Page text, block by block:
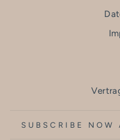
SUBSCRIBE NOW